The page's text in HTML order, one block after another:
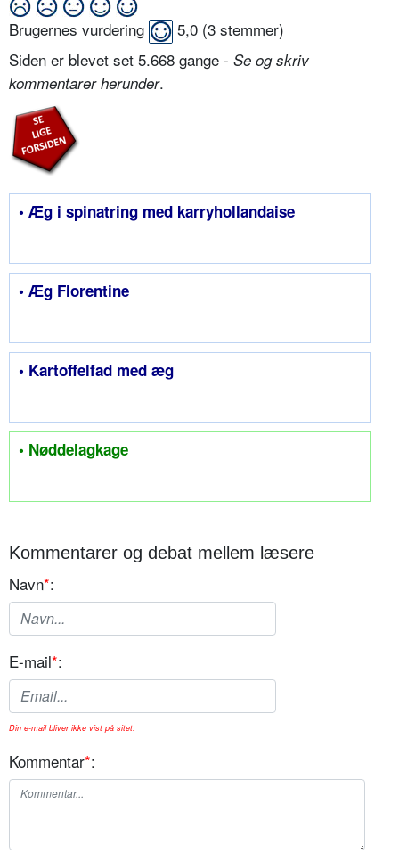
Brugernes vurdering 5,0 (3 stemmer)
Siden er blevet set 5.668 gange - Se og skriv
kommentarer herunder.
• Æg i spinatring med karryhollandaise
• Æg Florentine
• Kartoffelfad med æg
• Nøddelagkage
Kommentarer og debat mellem læsere
Navn*:
E-mail*:
Din e-mail bliver ikke vist på sitet.
Kommentar*: